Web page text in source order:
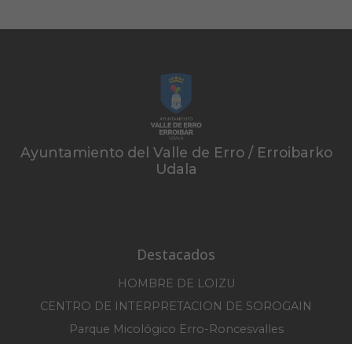
Ayuntamiento del Valle de Erro / Erroibarko
Udala
Destacados
HOMBRE DE LOIZU
CENTRO DE INTERPRETACION DE SOROGAIN
Parque Micológico Erro-Roncesvalles